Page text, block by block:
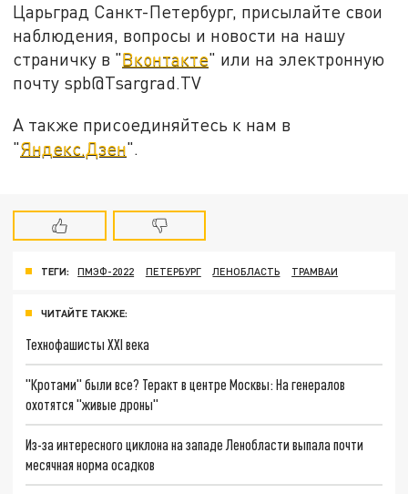
Царьград Санкт-Петербург, присылайте свои
наблюдения, вопросы и новости на нашу
страничку в "Вконтакте" или на электронную
почту spb@Tsargrad.TV
А также присоединяйтесь к нам в
"Яндекс.Дзен".
ТЕГИ: ПМЭФ-2022 ПЕТЕРБУРГ ЛЕНОБЛАСТЬ ТРАМВАИ
ЧИТАЙТЕ ТАКЖЕ:
Технофашисты XXI века
"Кротами" были все? Теракт в центре Москвы: На генералов
охотятся "живые дроны"
Из-за интересного циклона на западе Ленобласти выпала почти
месячная норма осадков